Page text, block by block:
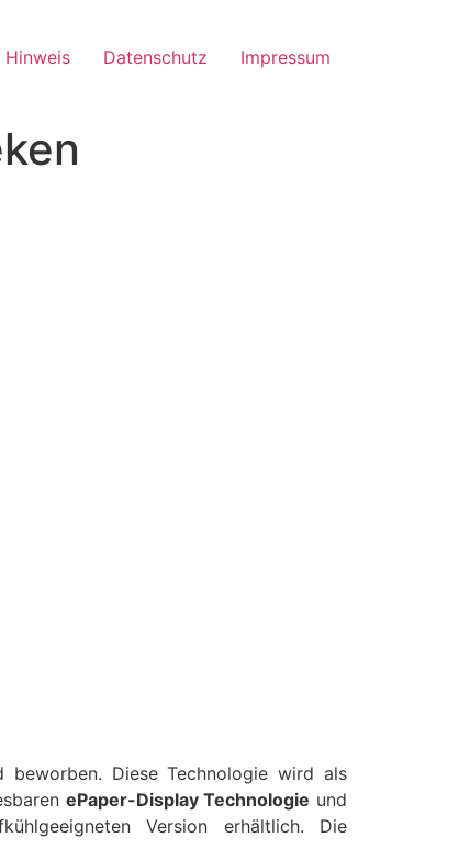
Hinweis Datenschutz Impressum
beworben. Diese Technologie wird als
ePaper-Display Technologie und
Version erhältlich. Die